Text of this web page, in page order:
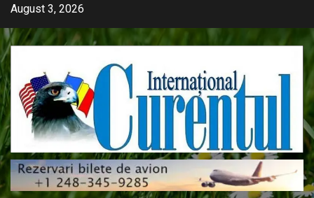
Skip
content
August 3, 2026